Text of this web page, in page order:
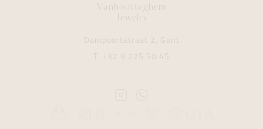
Vanhoutteghem
Jewelry
Dampoortstraat 2, Gent
T. +32 9 225 50 45